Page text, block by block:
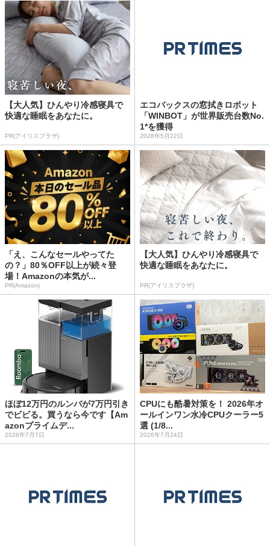
【大人気】ひんやり冷感寝具で
快適な睡眠をあなたに。
PR(アイリスプラザ)
エコバックスの窓拭きロボット
「WINBOT」が世界販売台数No.
1*を獲得
2026年5月22日
「え、こんなセールやってた
の？」80％OFF以上が続々登
場！Amazonの本気が...
PR(Amazon)
【大人気】ひんやり冷感寝具で
快適な睡眠をあなたに。
PR(アイリスプラザ)
ほぼ12万円のルンバが7万円引き
でビビる。買うなら今です【Am
azonプライムデ...
2026年7月7日
CPUにも酷暑対策を！ 2026年オ
ールインワン水冷CPUクーラー5
選 (1/8...
2026年7月24日